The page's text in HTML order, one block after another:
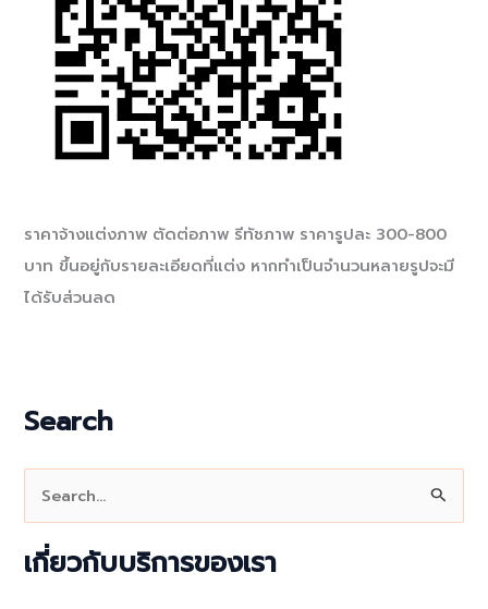
ราคาจ้างแต่งภาพ ตัดต่อภาพ รีทัชภาพ ราคารูปละ 300-800
บาท ขึ้นอยู่กับรายละเอียดที่แต่ง หากทำเป็นจำนวนหลายรูปจะมี
ได้รับส่วนลด
Search
r
เกี่ยวกับบริการของเรา